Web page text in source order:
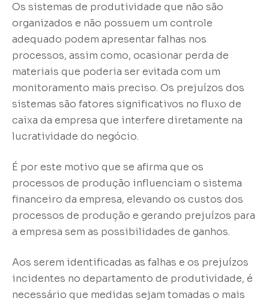
Os sistemas de produtividade que não são
organizados e não possuem um controle
adequado podem apresentar falhas nos
processos, assim como, ocasionar perda de
materiais que poderia ser evitada com um
monitoramento mais preciso. Os prejuízos dos
sistemas são fatores significativos no fluxo de
caixa da empresa que interfere diretamente na
lucratividade do negócio.
É por este motivo que se afirma que os
processos de produção influenciam o sistema
financeiro da empresa, elevando os custos dos
processos de produção e gerando prejuízos para
a empresa sem as possibilidades de ganhos.
Aos serem identificadas as falhas e os prejuízos
incidentes no departamento de produtividade, é
necessário que medidas sejam tomadas o mais